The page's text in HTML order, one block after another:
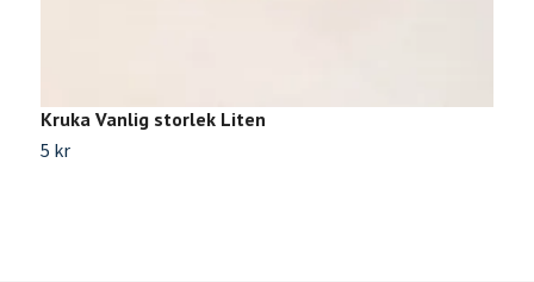
Kruka Vanlig storlek Liten
5 kr